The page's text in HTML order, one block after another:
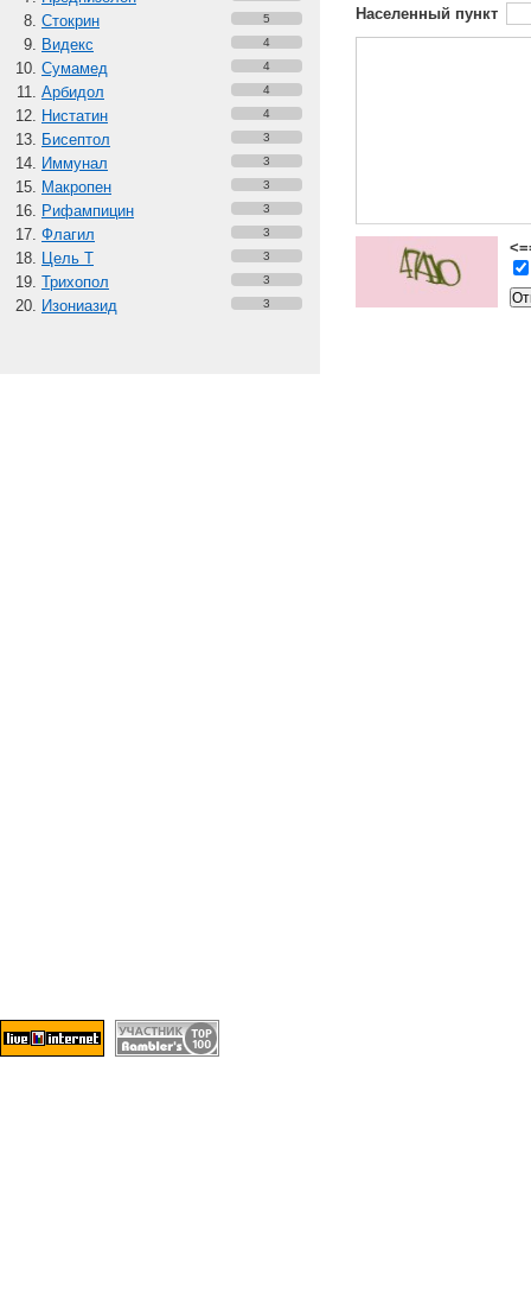
Стокрин 5
Видекс 4
Сумамед 4
Арбидол 4
Нистатин 4
Бисептол 3
Иммунал 3
Макропен 3
Рифампицин 3
Флагил 3
Цель Т 3
Трихопол 3
Изониазид 3
Населенный пункт